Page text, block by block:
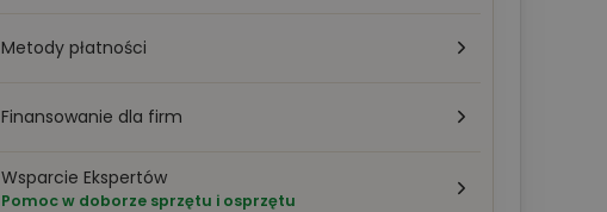
Metody płatności
Finansowanie dla firm
Wsparcie Ekspertów
Pomoc w doborze sprzętu i osprzętu